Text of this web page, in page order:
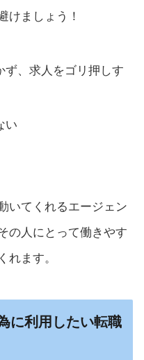
けましょう！
ず、求人をゴリ押しす
い
いてくれるエージェン
の人にとって働きやす
れます。
に利用したい転職